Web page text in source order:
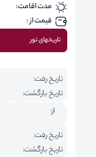
مدت اقامت:
قیمت از :
تاریخهای تور
تاریخ رفت:
تاریخ بازگشت:
از:
تاریخ رفت:
تاریخ بازگشت: